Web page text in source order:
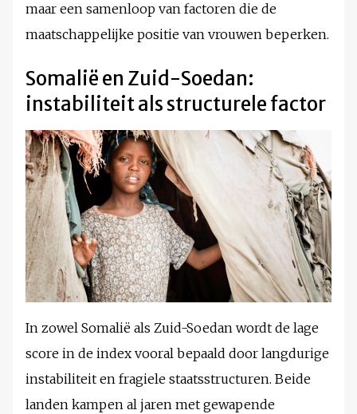
maar een samenloop van factoren die de
maatschappelijke positie van vrouwen beperken.
Somalië en Zuid-Soedan:
instabiliteit als structurele factor
In zowel Somalië als Zuid-Soedan wordt de lage
score in de index vooral bepaald door langdurige
instabiliteit en fragiele staatsstructuren. Beide
landen kampen al jaren met gewapende